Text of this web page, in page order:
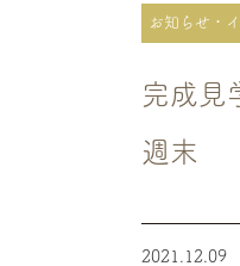
お知らせ・
完成
週末
2021.12.09